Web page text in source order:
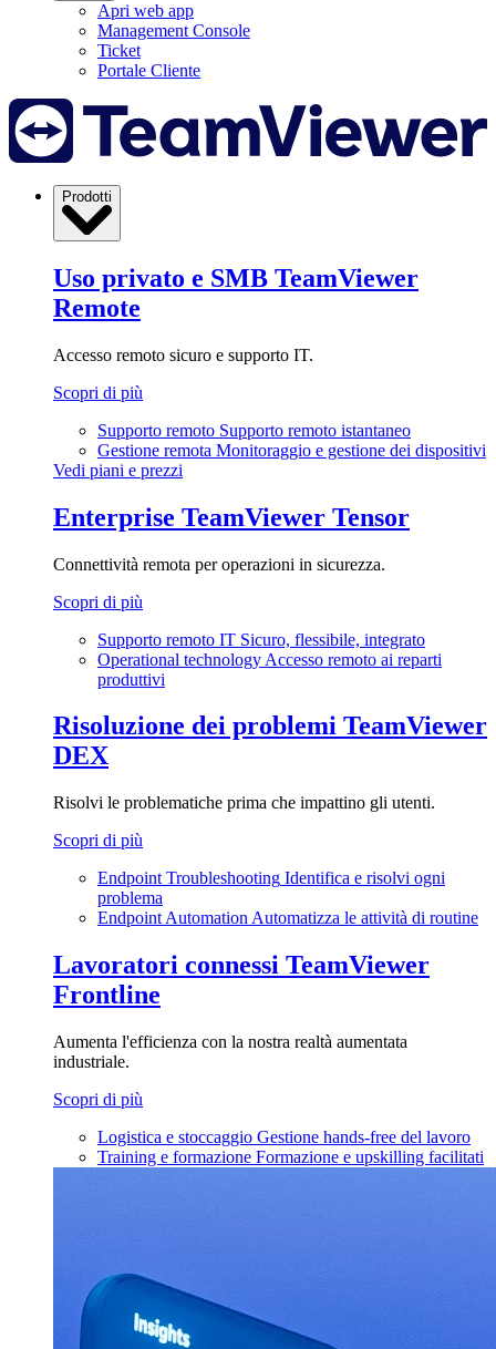
Apri web app
Management Console
Ticket
Portale Cliente
Prodotti
Uso privato e SMB TeamViewer
Remote
Accesso remoto sicuro e supporto IT.
Scopri di più
Supporto remoto Supporto remoto istantaneo
Gestione remota Monitoraggio e gestione dei dispositivi
Vedi piani e prezzi
Enterprise TeamViewer Tensor
Connettività remota per operazioni in sicurezza.
Scopri di più
Supporto remoto IT Sicuro, flessibile, integrato
Operational technology Accesso remoto ai reparti
produttivi
Risoluzione dei problemi TeamViewer
DEX
Risolvi le problematiche prima che impattino gli utenti.
Scopri di più
Endpoint Troubleshooting Identifica e risolvi ogni
problema
Endpoint Automation Automatizza le attività di routine
Lavoratori connessi TeamViewer
Frontline
Aumenta l'efficienza con la nostra realtà aumentata
industriale.
Scopri di più
Logistica e stoccaggio Gestione hands-free del lavoro
Training e formazione Formazione e upskilling facilitati